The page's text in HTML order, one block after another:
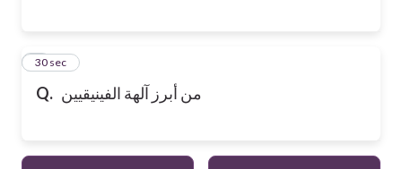
Q. من أبرز آلهة الفينيقيين
5
30 sec